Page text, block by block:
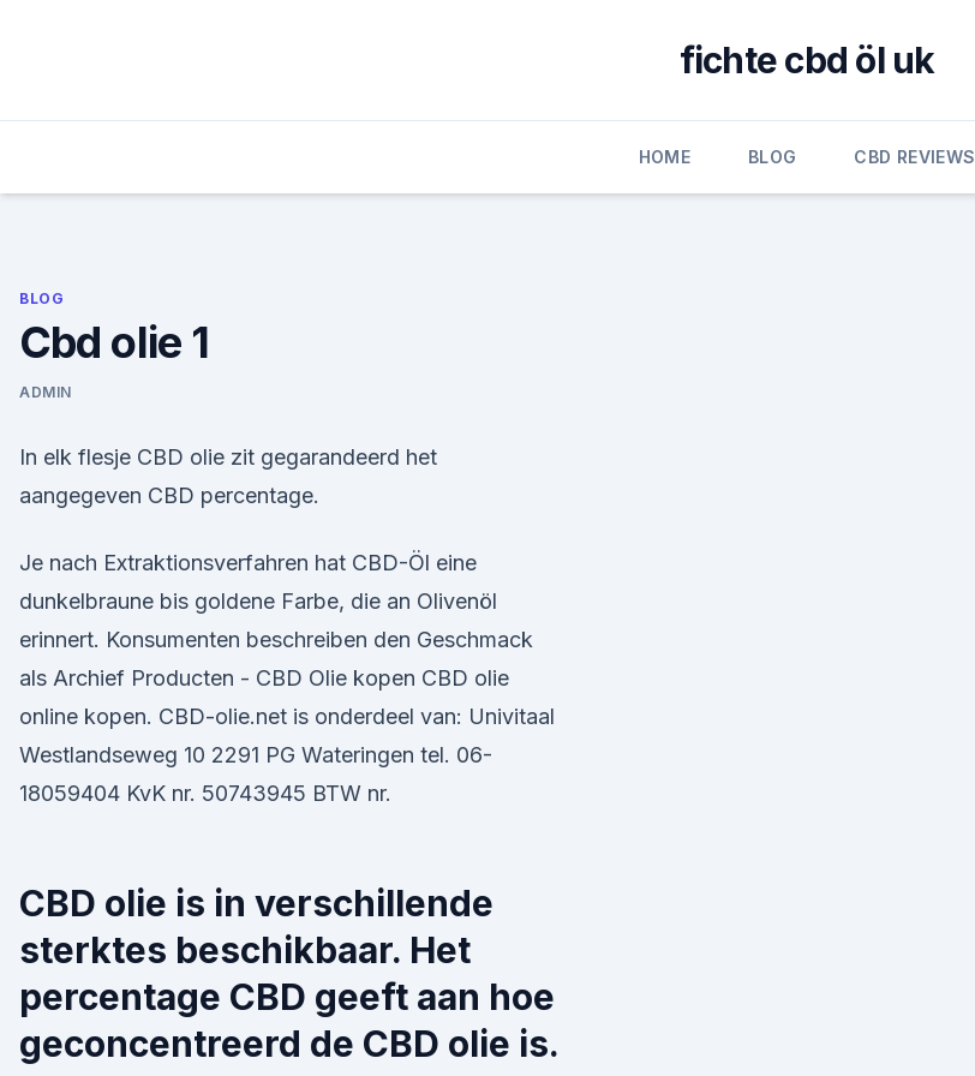
fichte cbd öl uk
HOME BLOG CBD REVIEWS
BLOG
Cbd olie 1
ADMIN
In elk flesje CBD olie zit gegarandeerd het
aangegeven CBD percentage.
Je nach Extraktionsverfahren hat CBD-Öl eine
dunkelbraune bis goldene Farbe, die an Olivenöl
erinnert. Konsumenten beschreiben den Geschmack
als Archief Producten - CBD Olie kopen CBD olie
online kopen. CBD-olie.net is onderdeel van: Univitaal
Westlandseweg 10 2291 PG Wateringen tel. 06-
18059404 KvK nr. 50743945 BTW nr.
CBD olie is in verschillende
sterktes beschikbaar. Het
percentage CBD geeft aan hoe
geconcentreerd de CBD olie is.